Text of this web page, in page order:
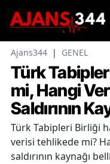
Ajans344 | GENEL
Türk
mi, Hangi
Saldırının
Türk Tabipleri Birliği
verisi tehlikede mi?
saldırının kaynağı